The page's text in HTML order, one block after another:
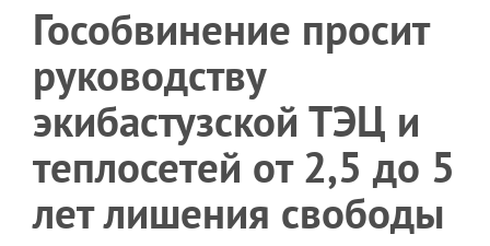
Гособвинение просит
руководству
экибастузской ТЭЦ и
теплосетей от 2,5 до 5
лет лишения свободы